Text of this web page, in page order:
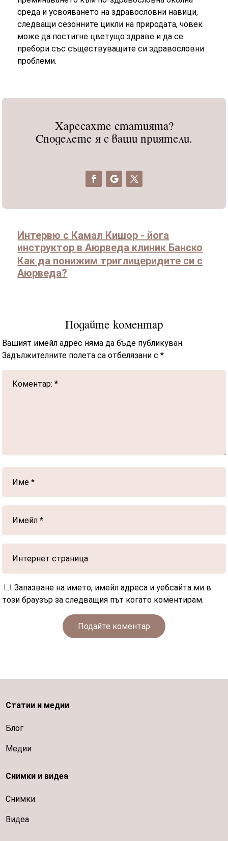
среда и усвояването на здравословни навици,
следващи сезонните цикли на природата, човек
може да постигне цветущо здраве и да се
пребори със съществуващите си здравословни
проблеми.
Харесахте статията?
Споделете я с ваши приятели.
Интервю с Камал Кишор - йога
инструктор в Аюрведа клиник Банско
Как да понижим триглицеридите си с
Аюрведа?
Подайте коментар
Вашият имейл адрес няма да бъде публикуван.
Задължителните полета са отбелязани с*
Запазване на името, имейл адреса и уебсайта ми в
този браузър за следващия път когато коментирам.
Подайте коментар
Статии и медии
Блог
Медии
Снимки и видеа
Снимки
Видеа